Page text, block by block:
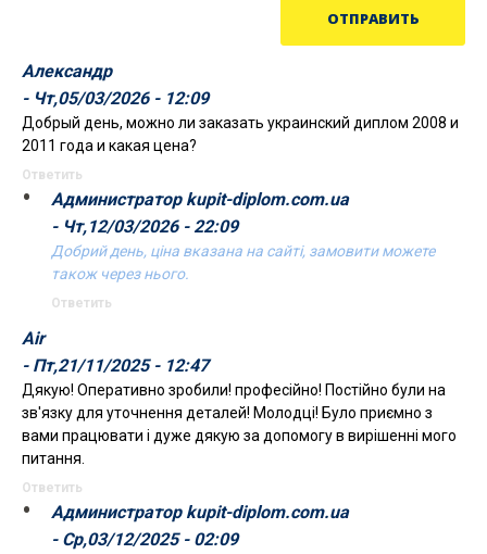
Александр
- Чт,05/03/2026 - 12:09
Добрый день, можно ли заказать украинский диплом 2008 и
2011 года и какая цена?
Ответить
Администратор kupit-diplom.com.ua
- Чт,12/03/2026 - 22:09
Добрий день, ціна вказана на сайті, замовити можете
також через нього.
Ответить
Air
- Пт,21/11/2025 - 12:47
Дякую! Оперативно зробили! професійно! Постійно були на
зв'язку для уточнення деталей! Молодці! Було приємно з
вами працювати і дуже дякую за допомогу в вирішенні мого
питання.
Ответить
Администратор kupit-diplom.com.ua
- Ср,03/12/2025 - 02:09